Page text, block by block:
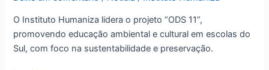
O Instituto Humaniza lidera o projeto “ODS 11”,
promovendo educação ambiental e cultural em escolas do
Sul, com foco na sustentabilidade e preservação.
cultural
com
projeto